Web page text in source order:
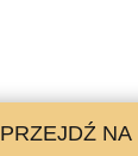
PRZEJDŹ NA